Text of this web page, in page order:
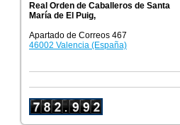
Real Orden de Caballeros de Santa
María de El Puig,
Apartado de Correos 467
46002 Valencia (España)